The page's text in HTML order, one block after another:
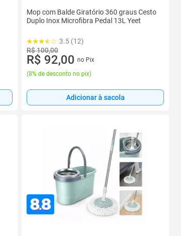
Mop com Balde Giratório 360 graus Cesto
Duplo Inox Microfibra Pedal 13L Yeet
3.5 (12)
R$ 100,00
R$ 92,00 no Pix
(8% de desconto no pix)
Adicionar à sacola